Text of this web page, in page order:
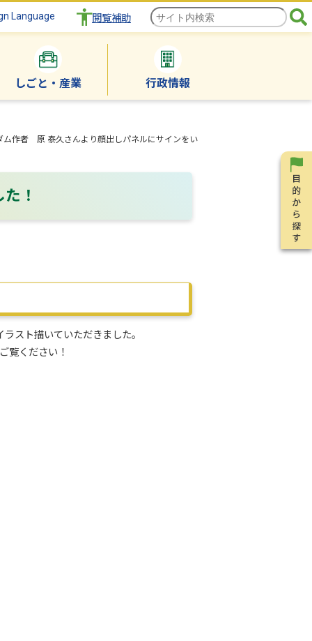
Language 閲覧補助
しごと・産業 行政情報
作者 原 泰久さんより顔出しパネルにサインをい
！
スト描いていただきました。
覧ください！